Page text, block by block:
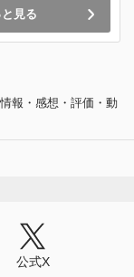
見る
報・感想・評価・動
公式X